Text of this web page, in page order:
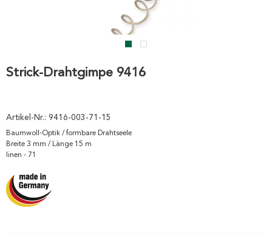
Strick-Drahtgimpe 9416
Artikel-Nr.: 9416-003-71-15
Baumwoll-Optik / formbare Drahtseele
Breite 3 mm / Länge 15 m
linen - 71